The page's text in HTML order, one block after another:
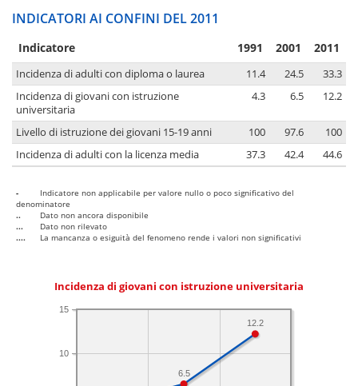
INDICATORI AI CONFINI DEL 2011
Indicatore 1991 2001 2011
Incidenza di adulti con diploma o laurea 11.4 24.5
33.3
Incidenza di giovani con istruzione
universitaria
4.3 6.5 12.2
Livello di istruzione dei giovani 15-19 anni 100 97.6
100
Incidenza di adulti con la licenza media
37.3 42.4 44.6
-
Indicatore non applicabile per valore nullo o poco significativo del
denominatore
..
Dato non ancora disponibile
...
Dato non rilevato
....
La mancanza o esiguità del fenomeno rende i valori non significativi
Incidenza di giovani con istruzione universitaria
10
15
12.2
6.5